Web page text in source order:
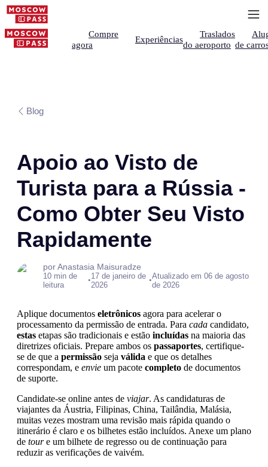
Compre
agora
Experiências
Traslados
do aeroporto de
Blog
Apoio ao Visto de
Turista para a Rússia -
Como Obter Seu Visto
Rapidamente
por Anastasia Maisuradze
10 min de
leitura
•17 de janeiro de
2026
•Atualizado em 06 de agosto
de 2026
Aplique documentos eletrônicos agora para acelerar o
processamento da permissão de entrada. Para cada candidato,
estas etapas são tradicionais e estão incluídas na maioria das
diretrizes oficiais. Prepare ambos os passaportes, certifique-
se de que a permissão seja válida e que os detalhes
correspondam, e envie um pacote completo de documentos
de suporte.
Candidate-se online antes de viajar. As candidaturas de
viajantes da Áustria, Filipinas, China, Tailândia, Malásia,
muitas vezes mostram uma revisão mais rápida quando o
itinerário é claro e os bilhetes estão incluídos. Anexe um plano
de toure um bilhete de regresso ou de continuação para
reduzir as verificações de vaivém.